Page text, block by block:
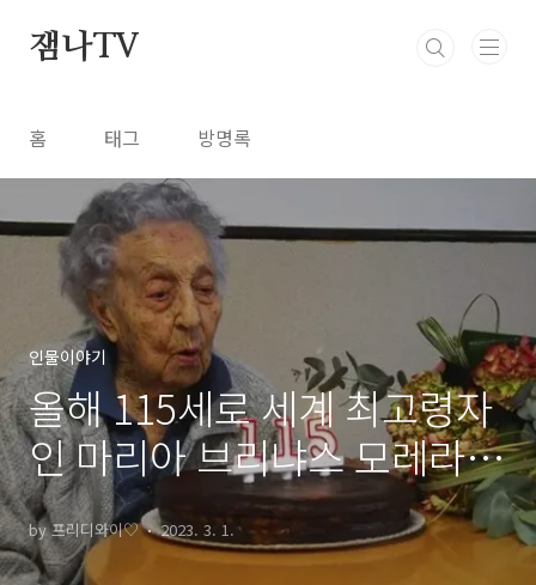
잼나TV
홈 태그 방명록
인물이야기
올해 115세로 세계 최고령자
인 마리아 브리냐스 모레라
할머니(스페인 거주)의 장수
비결은?
by 프리디와이♡ 2023. 3. 1.